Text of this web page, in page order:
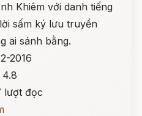
Khiêm với danh tiếng
sấm ký lưu truyền
ai sánh bằng.
2016
4.8
lượt đọc